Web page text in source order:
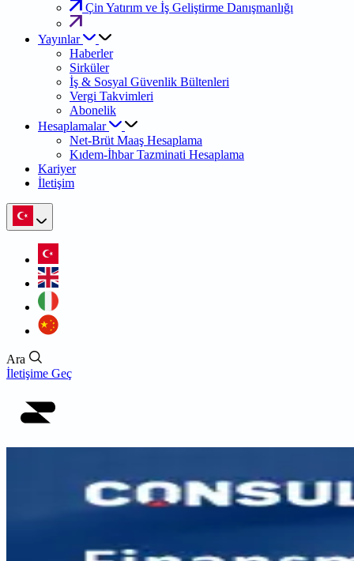
Çin Yatırım ve İş Geliştirme Danışmanlığı
Yayınlar
Haberler
Sirküler
İş & Sosyal Güvenlik Bültenleri
Vergi Takvimleri
Abonelik
Hesaplamalar
Net-Brüt Maaş Hesaplama
Kıdem-İhbar Tazminati Hesaplama
Kariyer
İletişim
Ara
İletişime Geç